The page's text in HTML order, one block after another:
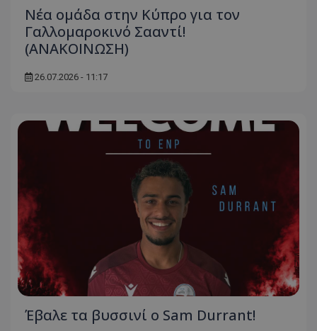
Νέα ομάδα στην Κύπρο για τον
Γαλλομαροκινό Σααντί!
(ΑΝΑΚΟΙΝΩΣΗ)
26.07.2026 - 11:17
Έβαλε τα βυσσινί ο Sam Durrant!